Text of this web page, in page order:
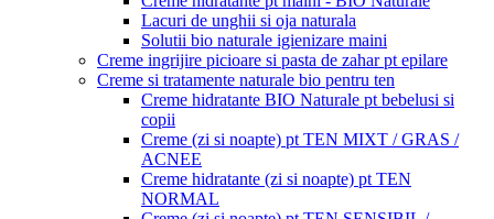
Lacuri de unghii si oja naturala
Solutii bio naturale igienizare maini
Creme ingrijire picioare si pasta de zahar pt epilare
Creme si tratamente naturale bio pentru ten
Creme hidratante BIO Naturale pt bebelusi si
copii
Creme (zi si noapte) pt TEN MIXT / GRAS /
ACNEE
Creme hidratante (zi si noapte) pt TEN
NORMAL